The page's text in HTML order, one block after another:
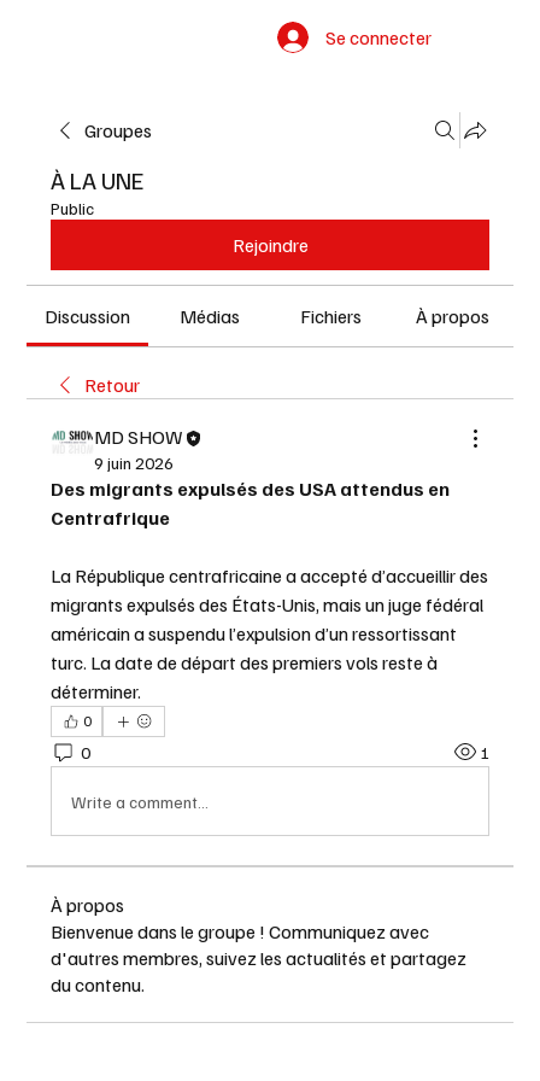
Se connecter
Groupes
À LA UNE
Public
Rejoindre
Discussion Médias Fichiers À propos
Retour
MD SHOW
9 juin 2026
Des migrants expulsés des USA attendus en
Centrafrique
La République centrafricaine a accepté d’accueillir des
migrants expulsés des États-Unis, mais un juge fédéral
américain a suspendu l’expulsion d’un ressortissant
turc. La date de départ des premiers vols reste à
déterminer.
0
0 1
Write a comment...
À propos
Bienvenue dans le groupe ! Communiquez avec
d'autres membres, suivez les actualités et partagez
du contenu.